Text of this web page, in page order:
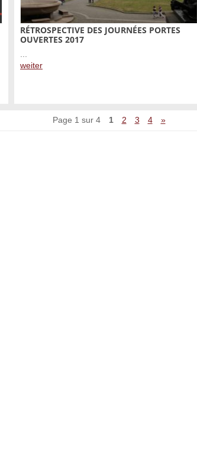
RÉTROSPECTIVE DES JOURNÉES PORTES
OUVERTES 2017
...
weiter
Page 1 sur 4 1 2 3 4 »